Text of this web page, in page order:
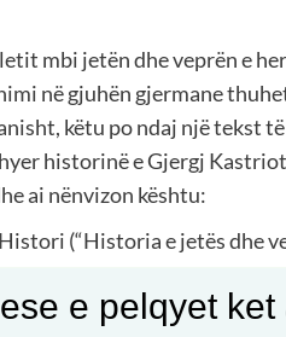
mbi jetën dhe veprën e
në gjuhën gjermane
këtu po ndaj një tekst
historinë e Gjergj
ai nënvizon kështu:
(“Historia e jetës dhe
të përfitojnë aq sa do të
e pelqyet